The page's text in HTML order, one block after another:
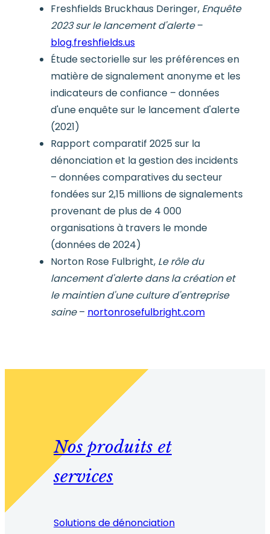
Freshfields Bruckhaus Deringer, Enquête
2023 sur le lancement d'alerte–
blog.freshfields.us
Étude sectorielle sur les préférences en
matière de signalement anonyme et les
indicateurs de confiance – données
d'une enquête sur le lancement d'alerte
(2021)
Rapport comparatif 2025 sur la
dénonciation et la gestion des incidents
– données comparatives du secteur
fondées sur 2,15 millions de signalements
provenant de plus de 4 000
organisations à travers le monde
(données de 2024)
Norton Rose Fulbright, Le rôle du
lancement d'alerte dans la création et
le maintien d'une culture d'entreprise
saine– nortonrosefulbright.com
Nos produits et
services
Solutions de dénonciation